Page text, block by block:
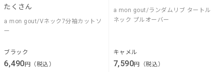
たくさん
a mon gout/Vネック7分袖カットソ
ー
ブラック
6,490円（税込）
a mon gout/ランダムリブ タートル
ネック プルオーバー
キャメル
7,590円（税込）